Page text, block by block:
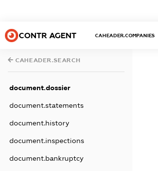
CONTR AGENT CAHEADER.COMPANIES
CAHEADER.SEARCH
document.dossier
document.statements
document.history
document.inspections
document.bankruptcy